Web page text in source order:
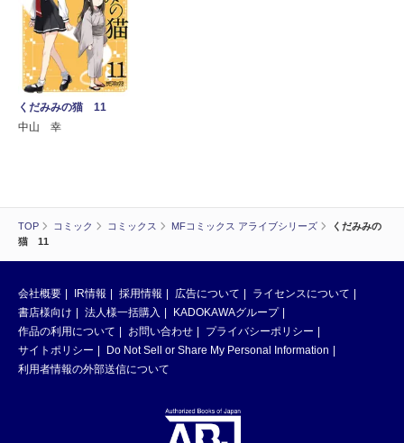
TOP コミック コミックス MFコミックス アライブシリーズ
くだみみの
猫 11
くだみみの猫 11
中山 幸
会社概要 IR情報 採用情報 広告について
ライセンスについて
書店様向け
法人様一括購入
KADOKAWAグループ
作品の利用について
お問い合わせ
プライバシーポリシー
サイトポリシー
Do Not Sell or Share My Personal Information
利用者情報の外部送信について